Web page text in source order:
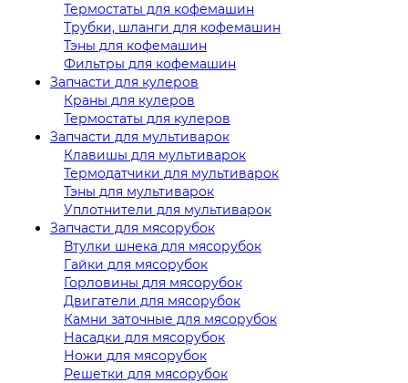
Термостаты для кофемашин
Трубки, шланги для кофемашин
Тэны для кофемашин
Фильтры для кофемашин
Запчасти для кулеров
Краны для кулеров
Термостаты для кулеров
Запчасти для мультиварок
Клавишы для мультиварок
Термодатчики для мультиварок
Тэны для мультиварок
Уплотнители для мультиварок
Запчасти для мясорубок
Втулки шнека для мясорубок
Гайки для мясорубок
Горловины для мясорубок
Двигатели для мясорубок
Камни заточные для мясорубок
Насадки для мясорубок
Ножи для мясорубок
Решетки для мясорубок